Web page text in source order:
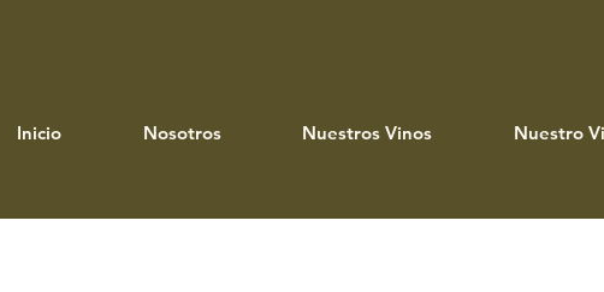
Inicio Nosotros Nuestros Vinos Nuestro